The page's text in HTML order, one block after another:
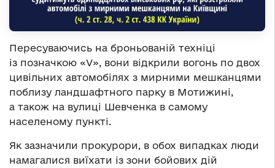
Пересуваючись на броньованій техніці
із позначкою «V», вони відкрили вогонь по двох
цивільних автомобілях з мирними мешканцями
поблизу ландшафтного парку в Мотижині,
а також на вулиці Шевченка в самому
населеному пункті.
Як зазначили прокурори, в обох випадках люди
намагалися виїхати із зони бойових дій